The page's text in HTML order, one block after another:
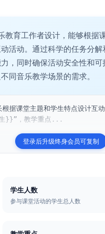
教育工作者设计，能够根据
活动。通过科学的任务分
，同时确保活动安全性和
同音乐教学场景的需求。
据课堂主题和学生特点设计互
}}”，教学重点...
登录后升级终身会员可复制
学生人数
参与课堂活动的学生总人数